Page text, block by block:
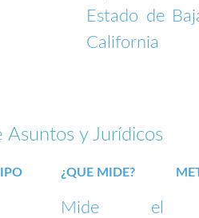
Estado de
California
Asuntos y Jurídicos
¿QUE MIDE?
Mide el